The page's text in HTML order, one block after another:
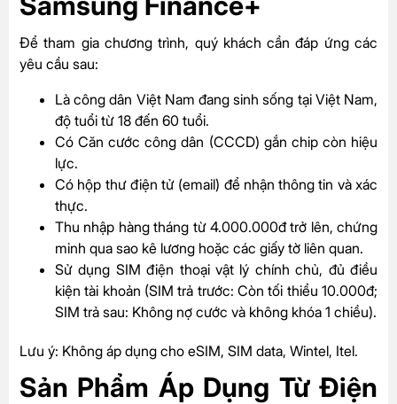
Để tham gia chương trình, quý khách cần đáp ứng các
yêu cầu sau:
Là công dân Việt Nam đang sinh sống tại Việt Nam,
độ tuổi từ 18 đến 60 tuổi.
Có Căn cước công dân (CCCD) gắn chip còn hiệu
lực.
Có hộp thư điện tử (email) để nhận thông tin và xác
thực.
Thu nhập hàng tháng từ 4.000.000đ trở lên, chứng
minh qua sao kê lương hoặc các giấy tờ liên quan.
Sử dụng SIM điện thoại vật lý chính chủ, đủ điều
kiện tài khoản (SIM trả trước: Còn tối thiểu 10.000đ;
SIM trả sau: Không nợ cước và không khóa 1 chiều).
Lưu ý: Không áp dụng cho eSIM, SIM data, Wintel, Itel.
Sản Phẩm Áp Dụng Từ Điện